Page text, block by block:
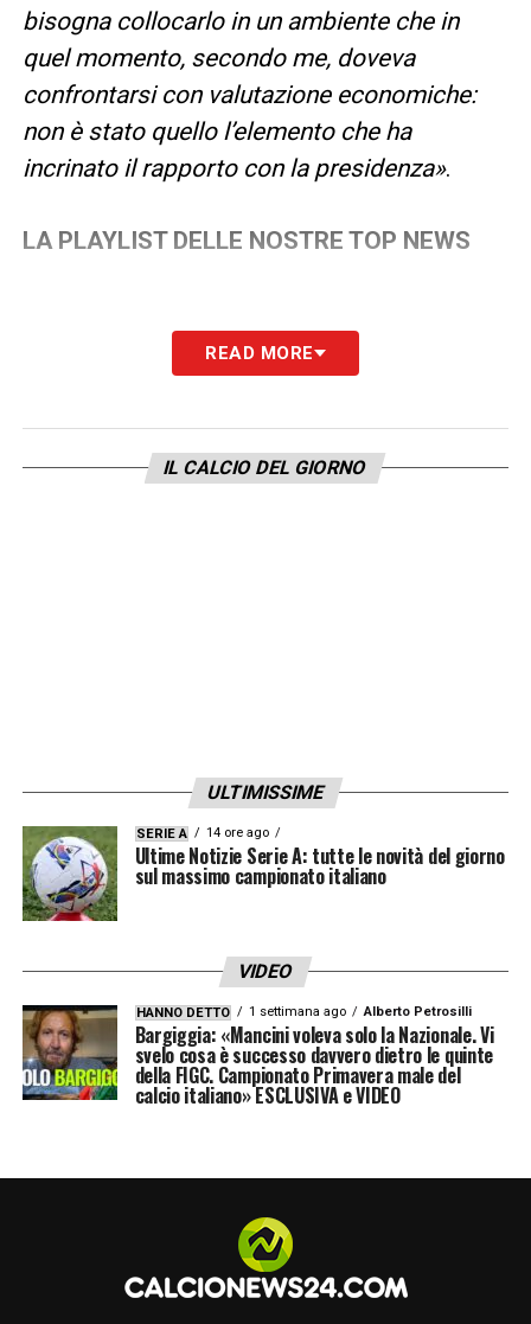
bisogna collocarlo in un ambiente che in
quel momento, secondo me, doveva
confrontarsi con valutazione economiche:
non è stato quello l’elemento che ha
incrinato il rapporto con la presidenza».
LA PLAYLIST DELLE NOSTRE TOP NEWS
READ MORE
IL CALCIO DEL GIORNO
ULTIMISSIME
SERIE A 14 ore ago
Ultime Notizie Serie A: tutte le novità del giorno
sul massimo campionato italiano
VIDEO
HANNO DETTO 1 settimana ago Alberto Petrosilli
Bargiggia: «Mancini voleva solo la Nazionale. Vi
svelo cosa è successo davvero dietro le quinte
della FIGC. Campionato Primavera male del
calcio italiano» ESCLUSIVA e VIDEO